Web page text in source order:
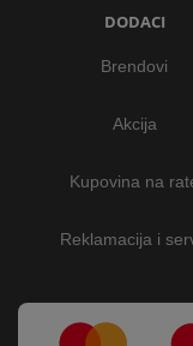
DODACI
Brendovi
Akcija
Kupovina na
Reklamacija i